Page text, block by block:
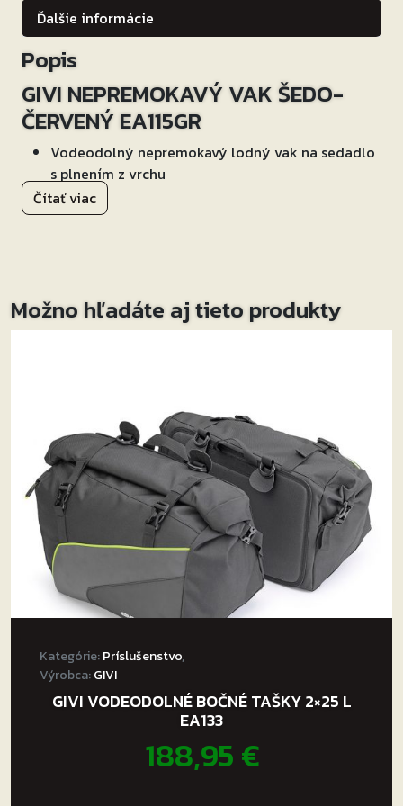
Ďalšie informácie
Popis
GIVI NEPREMOKAVÝ VAK ŠEDO-
ČERVENÝ EA115GR
Vodeodolný nepremokavý lodný vak na sedadlo
s plnením z vrchu
Objem : 40 litrov
Farba : čierna/ žltá
nepremokavosť
Rukoväť na prenášanie
Čítať viac
Možno hľadáte aj tieto produkty
Kategórie:Príslušenstvo,
Výrobca:GIVI
GIVI VODEODOLNÉ BOČNÉ TAŠKY 2×25 L
EA133
188,95€